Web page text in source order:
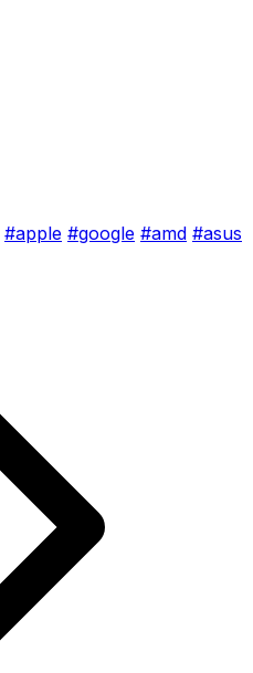
#apple #google #amd #asus